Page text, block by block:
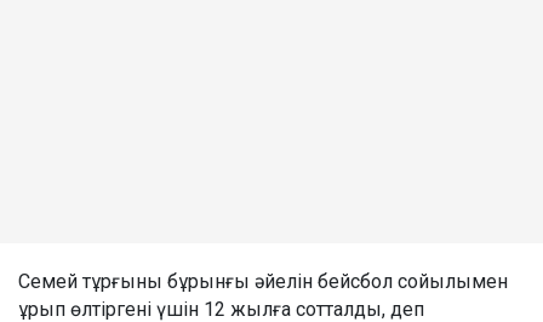
Семей тұрғыны бұрынғы әйелін бейсбол сойылымен
ұрып өлтіргені үшін 12 жылға сотталды, деп